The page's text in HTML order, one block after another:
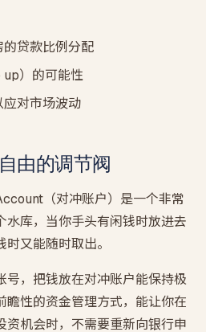
贷款比例分配
up）的可能性
对市场波动
由的调节阀
（对冲账户）是一个非常
水库，当你手头有闲钱时放进去
又能随时取出。
号，把钱放在对冲账户能保持极
瞻性的资金管理方式，能让你在
资机会时，不需要重新向银行申